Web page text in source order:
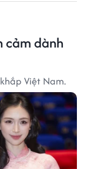
cảm dành
Việt Nam.